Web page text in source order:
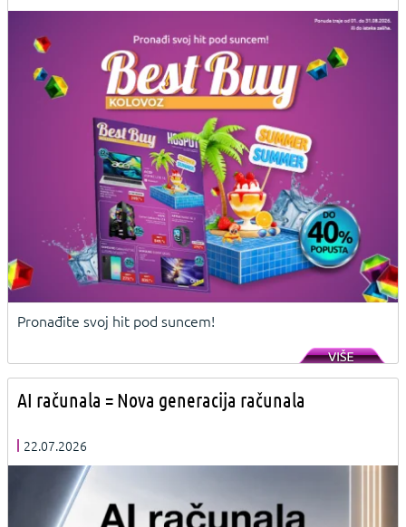
Pronađite svoj hit pod suncem!
AI računala = Nova generacija računala
22.07.2026